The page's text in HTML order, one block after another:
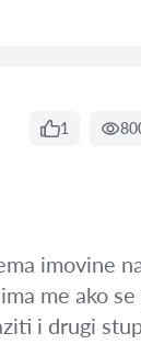
1
imovine
me ako
i drugi